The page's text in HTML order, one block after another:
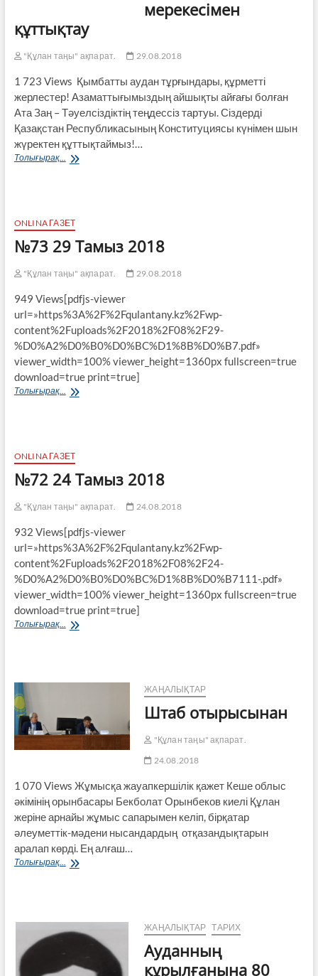
мерекесімен
құттықтау
"Құлан таңы" ақпарат. 29.08.2018
1 723 Views Қымбатты аудан тұрғындары, құрметті
жерлестер! Азаматтығымыздың айшықты айғағы болған
Ата Заң – Тәуелсіздіктің теңдессіз тартуы. Сіздерді
Қазақстан Республикасының Конституциясы күнімен шын
жүректен құттықтаймыз!…
Толығырақ...
Қазақстан
құттықтау
ONLINA ГАЗЕТ
№73 29 Тамыз 2018
"Құлан таңы" ақпарат. 29.08.2018
949 Views[pdfjs-viewer
url=»https%3A%2F%2Fqulantany.kz%2Fwp-
content%2Fuploads%2F2018%2F08%2F29-
%D0%A2%D0%B0%D0%BC%D1%8B%D0%B7.pdf»
viewer_width=100% viewer_height=1360px fullscreen=true
download=true print=true]
Толығырақ...
№73
ONLINA ГАЗЕТ
№72 24 Тамыз 2018
"Құлан таңы" ақпарат. 24.08.2018
932 Views[pdfjs-viewer
url=»https%3A%2F%2Fqulantany.kz%2Fwp-
content%2Fuploads%2F2018%2F08%2F24-
%D0%A2%D0%B0%D0%BC%D1%8B%D0%B7111-.pdf»
viewer_width=100% viewer_height=1360px fullscreen=true
download=true print=true]
Толығырақ...
№72
ЖАҢАЛЫҚТАР
Штаб отырысынан
"Құлан таңы" ақпарат.
24.08.2018
1 070 Views Жұмысқа жауапкершілік қажет Кеше облыс
әкімінің орынбасары Бекболат Орынбеков киелі Құлан
жеріне арнайы жұмыс сапарымен келіп, бірқатар
әлеуметтік-мәдени нысандардың отқазандықтарын
аралап көрді. Ең алғаш…
Толығырақ...
Штаб
ЖАҢАЛЫҚТАР ТАРИХ
Ауданның
құрылғанына 80